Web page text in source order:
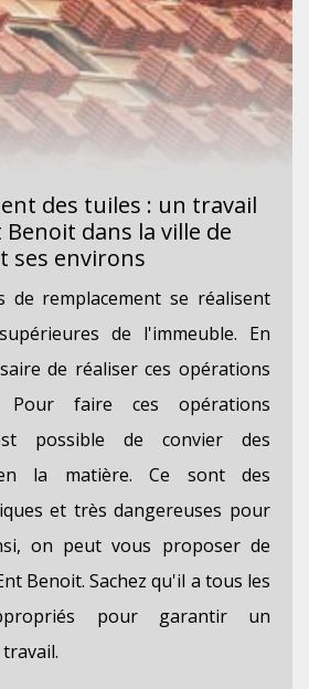
des tuiles : un travail
dans la ville de
ses environs
de remplacement se réalisent
de l'immeuble. En
de réaliser ces opérations
faire ces opérations
possible de convier des
la matière. Ce sont des
et très dangereuses pour
on peut vous proposer de
Benoit. Sachez qu'il a tous les
pour garantir un